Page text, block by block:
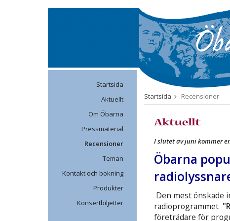
Startsida
Aktuellt
Om Öbarna
Pressmaterial
Recensioner
Teman
Kontakt och bokning
Produkter
Konsertbiljetter
Startsida Recensioner
I slutet av juni kommer
Öbarna
Den mest önskade
radioprogrammet
företrädare för